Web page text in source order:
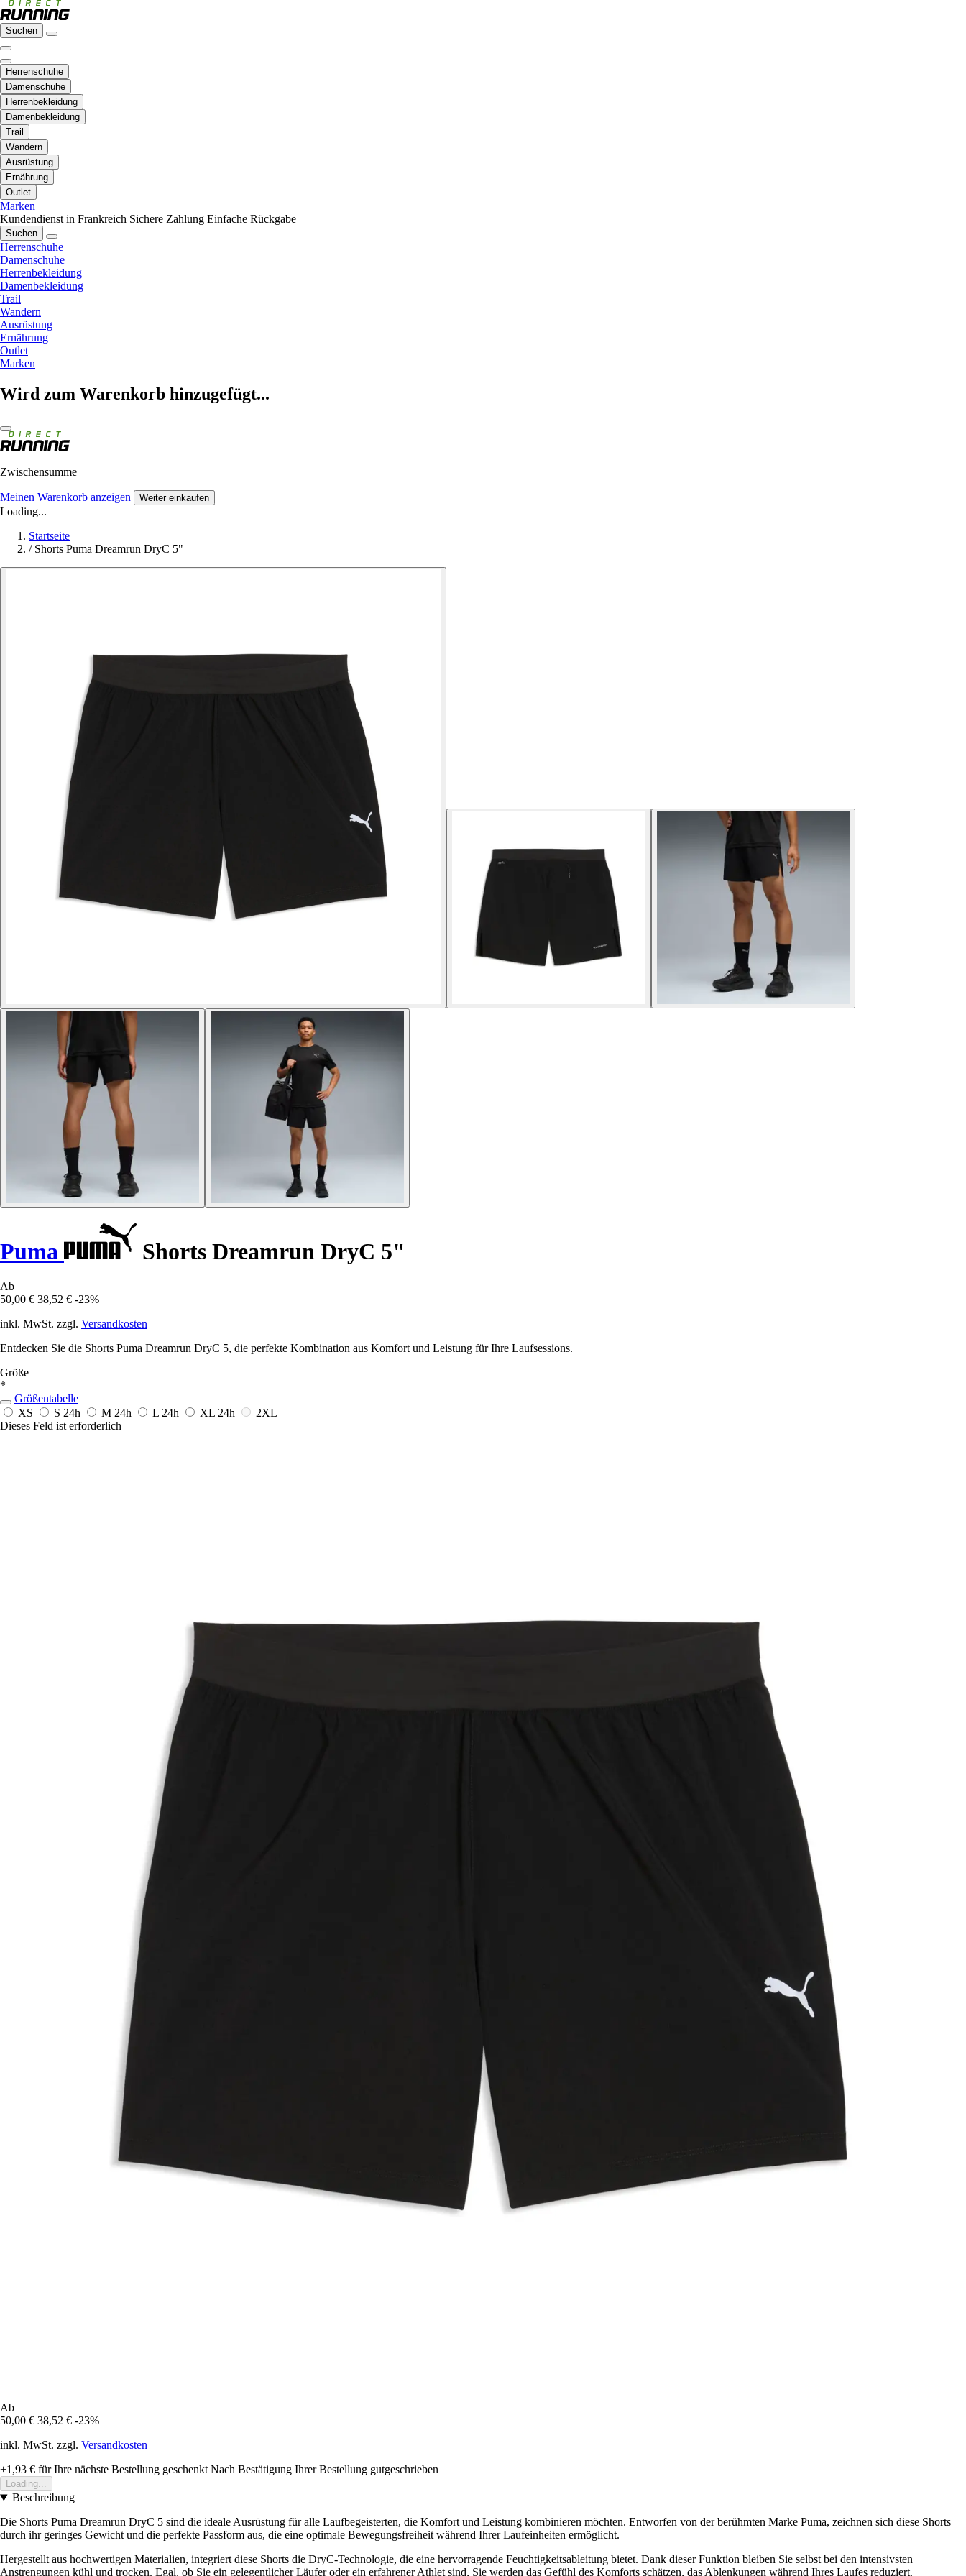
Suchen
Herrenschuhe
Damenschuhe
Herrenbekleidung
Damenbekleidung
Trail
Wandern
Ausrüstung
Ernährung
Outlet
Marken
Kundendienst in Frankreich Sichere Zahlung Einfache Rückgabe
Suchen
Herrenschuhe
Damenschuhe
Herrenbekleidung
Damenbekleidung
Trail
Wandern
Ausrüstung
Ernährung
Outlet
Marken
Wird zum Warenkorb hinzugefügt...
Zwischensumme
Meinen Warenkorb anzeigen Weiter einkaufen
Loading...
Startseite
/ Shorts Puma Dreamrun DryC 5"
Puma Shorts Dreamrun DryC 5"
Ab
50,00 € 38,52 € -23%
inkl. MwSt. zzgl. Versandkosten
Entdecken Sie die Shorts Puma Dreamrun DryC 5, die perfekte Kombination aus Komfort und Leistung für Ihre Laufsessions.
Größe
*
Größentabelle
XS
S 24h M 24h L 24h XL 24h
2XL
Dieses Feld ist erforderlich
Ab
50,00 € 38,52 € -23%
inkl. MwSt. zzgl. Versandkosten
+1,93 € für Ihre nächste Bestellung geschenkt Nach Bestätigung Ihrer Bestellung gutgeschrieben
Loading...
Beschreibung
Die Shorts Puma Dreamrun DryC 5 sind die ideale Ausrüstung für alle Laufbegeisterten, die Komfort und Leistung kombinieren möchten. Entworfen von der berühmten Marke Puma, zeichnen sich diese Shorts
durch ihr geringes Gewicht und die perfekte Passform aus, die eine optimale Bewegungsfreiheit während Ihrer Laufeinheiten ermöglicht.
Hergestellt aus hochwertigen Materialien, integriert diese Shorts die DryC-Technologie, die eine hervorragende Feuchtigkeitsableitung bietet. Dank dieser Funktion bleiben Sie selbst bei den intensivsten
Anstrengungen kühl und trocken. Egal, ob Sie ein gelegentlicher Läufer oder ein erfahrener Athlet sind, Sie werden das Gefühl des Komforts schätzen, das Ablenkungen während Ihres Laufes reduziert.